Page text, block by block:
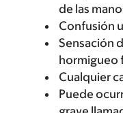
de las
Confusión
Sensación
hormigueo
Cualquier
Puede